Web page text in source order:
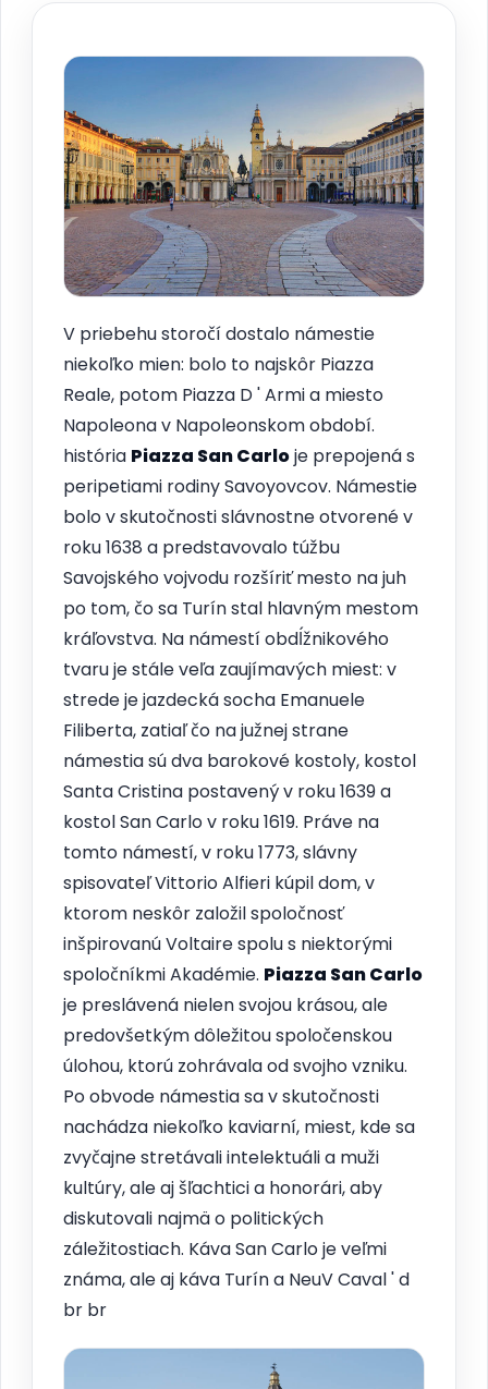
V priebehu storočí dostalo námestie
niekoľko mien: bolo to najskôr Piazza
Reale, potom Piazza D ' Armi a miesto
Napoleona v Napoleonskom období.
história Piazza San Carloje prepojená s
peripetiami rodiny Savoyovcov. Námestie
bolo v skutočnosti slávnostne otvorené v
roku 1638 a predstavovalo túžbu
Savojského vojvodu rozšíriť mesto na juh
po tom, čo sa Turín stal hlavným mestom
kráľovstva. Na námestí obdĺžnikového
tvaru je stále veľa zaujímavých miest: v
strede je jazdecká socha Emanuele
Filiberta, zatiaľ čo na južnej strane
námestia sú dva barokové kostoly, kostol
Santa Cristina postavený v roku 1639 a
kostol San Carlo v roku 1619. Práve na
tomto námestí, v roku 1773, slávny
spisovateľ Vittorio Alfieri kúpil dom, v
ktorom neskôr založil spoločnosť
inšpirovanú Voltaire spolu s niektorými
spoločníkmi Akadémie. Piazza San Carlo
je preslávená nielen svojou krásou, ale
predovšetkým dôležitou spoločenskou
úlohou, ktorú zohrávala od svojho vzniku.
Po obvode námestia sa v skutočnosti
nachádza niekoľko kaviarní, miest, kde sa
zvyčajne stretávali intelektuáli a muži
kultúry, ale aj šľachtici a honorári, aby
diskutovali najmä o politických
záležitostiach. Káva San Carlo je veľmi
známa, ale aj káva Turín a NeuV Caval ' d
br br